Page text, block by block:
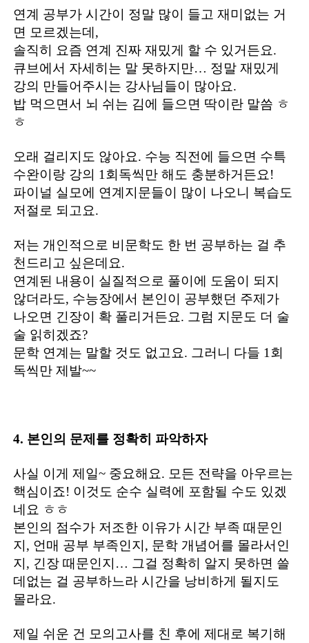
연계 공부가 시간이 정말 많이 들고 재미없는 거
면 모르겠는데,
솔직히 요즘 연계 진짜 재밌게 할 수 있거든요.
큐브에서 자세히는 말 못하지만… 정말 재밌게
강의 만들어주시는 강사님들이 많아요.
밥 먹으면서 뇌 쉬는 김에 들으면 딱이란 말씀 ㅎ
ㅎ
오래 걸리지도 않아요. 수능 직전에 들으면 수특
수완이랑 강의 1회독씩만 해도 충분하거든요!
파이널 실모에 연계지문들이 많이 나오니 복습도
저절로 되고요.
저는 개인적으로 비문학도 한 번 공부하는 걸 추
천드리고 싶은데요.
연계된 내용이 실질적으로 풀이에 도움이 되지
않더라도, 수능장에서 본인이 공부했던 주제가
나오면 긴장이 확 풀리거든요. 그럼 지문도 더 술
술 읽히겠죠?
문학 연계는 말할 것도 없고요. 그러니 다들 1회
독씩만 제발~~
4. 본인의 문제를 정확히 파악하자
사실 이게 제일~ 중요해요. 모든 전략을 아우르는
핵심이죠! 이것도 순수 실력에 포함될 수도 있겠
네요 ㅎㅎ
본인의 점수가 저조한 이유가 시간 부족 때문인
지, 언매 공부 부족인지, 문학 개념어를 몰라서인
지, 긴장 때문인지… 그걸 정확히 알지 못하면 쓸
데없는 걸 공부하느라 시간을 낭비하게 될지도
몰라요.
제일 쉬운 건 모의고사를 친 후에 제대로 복기해